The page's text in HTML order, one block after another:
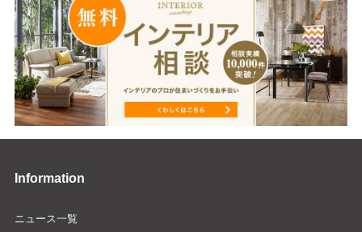
Information
ニュース一覧